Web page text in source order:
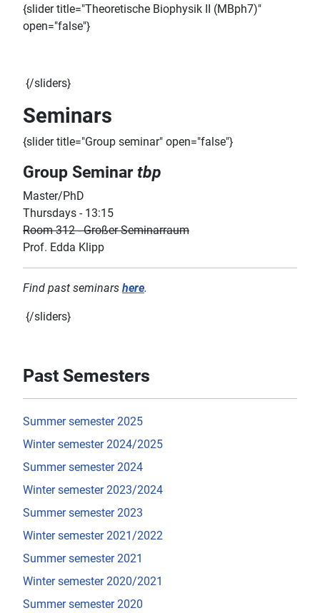
{slider title="Theoretische Biophysik II (MBph7)"
open="false"}
{/sliders}
Seminars
{slider title="Group seminar" open="false"}
Group Seminar tbp
Master/PhD
Thursdays - 13:15
Room 312 - Großer Seminarraum
Prof. Edda Klipp
Find past seminars here.
{/sliders}
Past Semesters
Summer semester 2025
Winter semester 2024/2025
Summer semester 2024
Winter semester 2023/2024
Summer semester 2023
Winter semester 2021/2022
Summer semester 2021
Winter semester 2020/2021
Summer semester 2020